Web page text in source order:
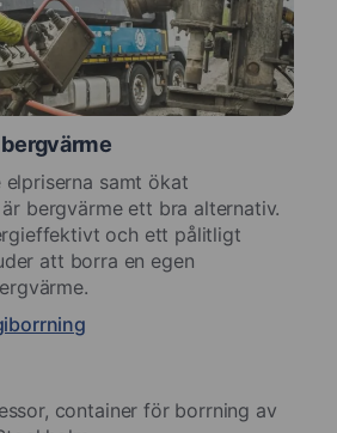
samt ökat
bergvärme ett bra alternativ.
och ett pålitligt
att borra en egen